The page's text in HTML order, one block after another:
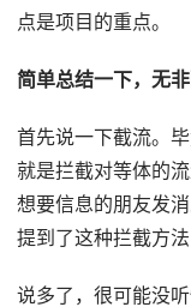
点是项目的重点。
简单总结一下，无
首先说一下截流。
就是拦截对等体的
想要信息的朋友发
提到了这种拦截方
说多了，很可能没听